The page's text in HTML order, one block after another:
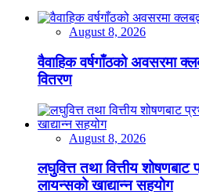
August 8, 2026
वैवाहिक वर्षगाँठको अवसरमा
वितरण
August 8, 2026
लघुवित्त तथा वित्तीय शोषणबाट
लायन्सको खाद्यान्न सहयोग